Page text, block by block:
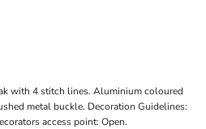
with 4 stitch lines. Aluminium coloured
metal buckle. Decoration Guidelines:
access point: Open.